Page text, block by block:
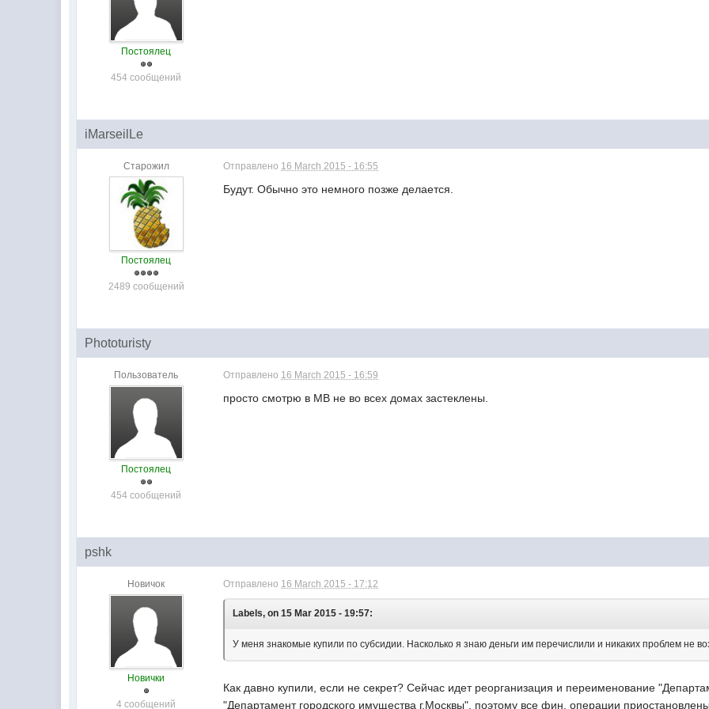
Постоялец
454 сообщений
iMarseilLe
Старожил
Постоялец
2489 сообщений
Отправлено 16 March 2015 - 16:55
Будут. Обычно это немного позже делается.
Phototuristy
Пользователь
Постоялец
454 сообщений
Отправлено 16 March 2015 - 16:59
просто смотрю в МВ не во всех домах застеклены.
pshk
Новичок
Новички
4 сообщений
Отправлено 16 March 2015 - 17:12
Labels, on 15 Mar 2015 - 19:57:
У меня знакомые купили по субсидии. Насколько я знаю деньги им перечислили и никаких проблем не
Как давно купили, если не секрет? Сейчас идет реорганизация и переименование
"Департамент городского имущества г.Москвы", поэтому все фин. операции